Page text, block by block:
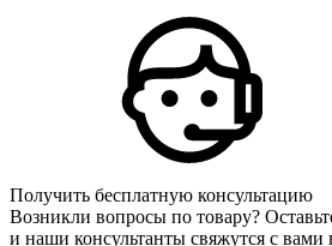
Получить бесплатную консультацию
Возникли вопросы по товару?
и наши консультанты свяжутся с